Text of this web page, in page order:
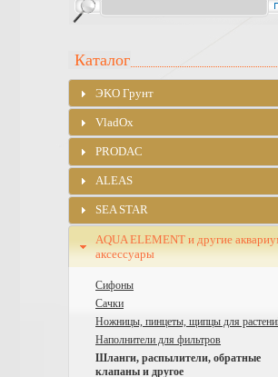
Каталог
ЭKO Грунт
VladOx
PRODAC
ALEAS
SEA STAR
AQUA ELEMENT и другие
аксессуары
Сифоны
Сачки
Ножницы, пинцеты, щипцы для
Наполнители для фильтров
Шланги, распылители, обратные
клапаны и другое